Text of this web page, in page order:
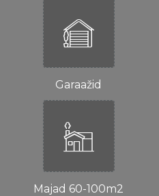
Garaažid
Majad 60-100m2